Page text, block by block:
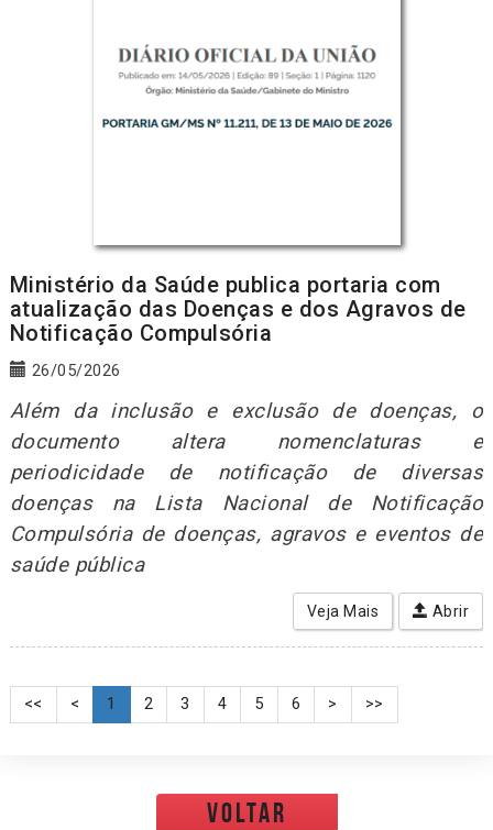
Ministério da Saúde publica portaria com
atualização das Doenças e dos Agravos de
Notificação Compulsória
26/05/2026
Além da inclusão e exclusão de doenças, o
documento altera nomenclaturas e
periodicidade de notificação de diversas
doenças na Lista Nacional de Notificação
Compulsória de doenças, agravos e eventos de
saúde pública
Veja Mais Abrir
<< < 1 2 3 4 5 6 > >>
voltar